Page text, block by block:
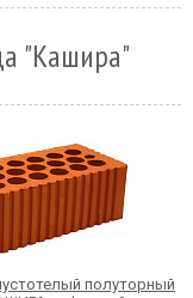
"Кашира"
полуторный